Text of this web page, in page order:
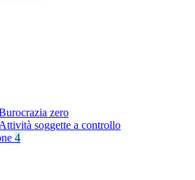
zero
Attività soggette a controllo
4